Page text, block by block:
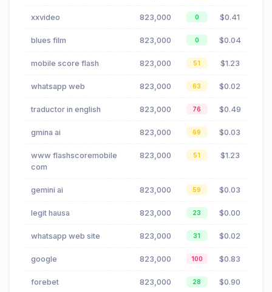
xxvideo 823,000 0 $0.41
blues film 823,000 0 $0.04
mobile score flash 823,000 51 $1.23
whatsapp web 823,000 63 $0.02
traductor in english 823,000 76 $0.49
gmina ai 823,000 69 $0.03
www flashscoremobile
com
823,000 51 $1.23
gemini ai 823,000 59 $0.03
legit hausa 823,000 23 $0.00
whatsapp web site 823,000 31 $0.02
google 823,000 100 $0.83
forebet 823,000 28 $0.90